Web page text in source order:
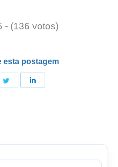
- (136 votos)
esta postagem
Compartilhe